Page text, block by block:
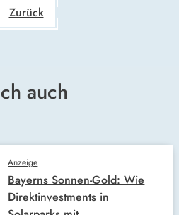
Zurück
auch
Anzeige
Bayerns Sonnen-Gold: Wie
Direktinvestments in